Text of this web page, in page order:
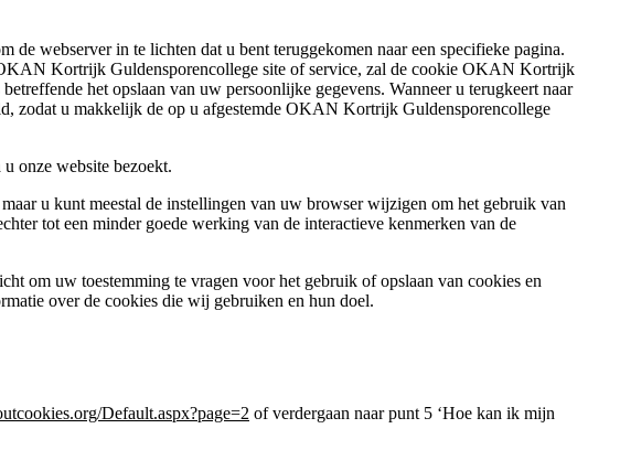
webserver in te lichten dat u bent teruggekomen naar een specifieke pagina.
Kortrijk Guldensporencollege site of service, zal de cookie OKAN Kortrijk
het opslaan van uw persoonlijke gegevens. Wanneer u terugkeert naar
zodat u makkelijk de op u afgestemde OKAN Kortrijk Guldensporencollege
onze website bezoekt.
u kunt meestal de instellingen van uw browser wijzigen om het gebruik van
tot een minder goede werking van de interactieve kenmerken van de
om uw toestemming te vragen voor het gebruik of opslaan van cookies en
over de cookies die wij gebruiken en hun doel.
Default.aspx?page=2 of verdergaan naar punt 5 ‘Hoe kan ik mijn